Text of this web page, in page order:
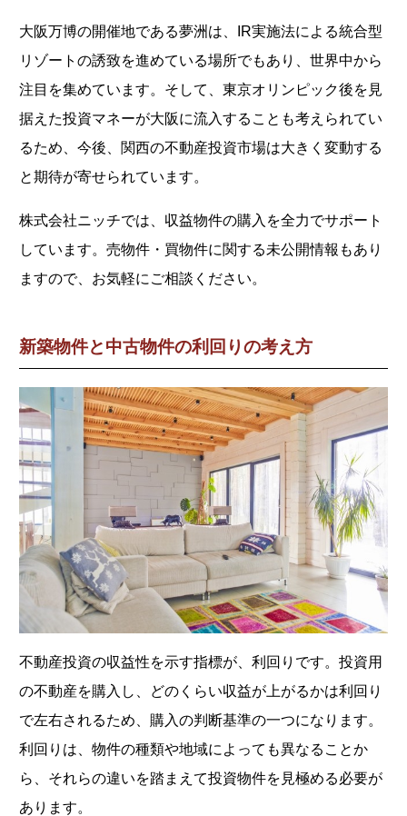
大阪万博の開催地である夢洲は、IR実施法による統合型
リゾートの誘致を進めている場所でもあり、世界中から
注目を集めています。そして、東京オリンピック後を見
据えた投資マネーが大阪に流入することも考えられてい
るため、今後、関西の不動産投資市場は大きく変動する
と期待が寄せられています。
株式会社ニッチでは、収益物件の購入を全力でサポート
しています。売物件・買物件に関する未公開情報もあり
ますので、お気軽にご相談ください。
新築物件と中古物件の利回りの考え方
不動産投資の収益性を示す指標が、利回りです。投資用
の不動産を購入し、どのくらい収益が上がるかは利回り
で左右されるため、購入の判断基準の一つになります。
利回りは、物件の種類や地域によっても異なることか
ら、それらの違いを踏まえて投資物件を見極める必要が
あります。